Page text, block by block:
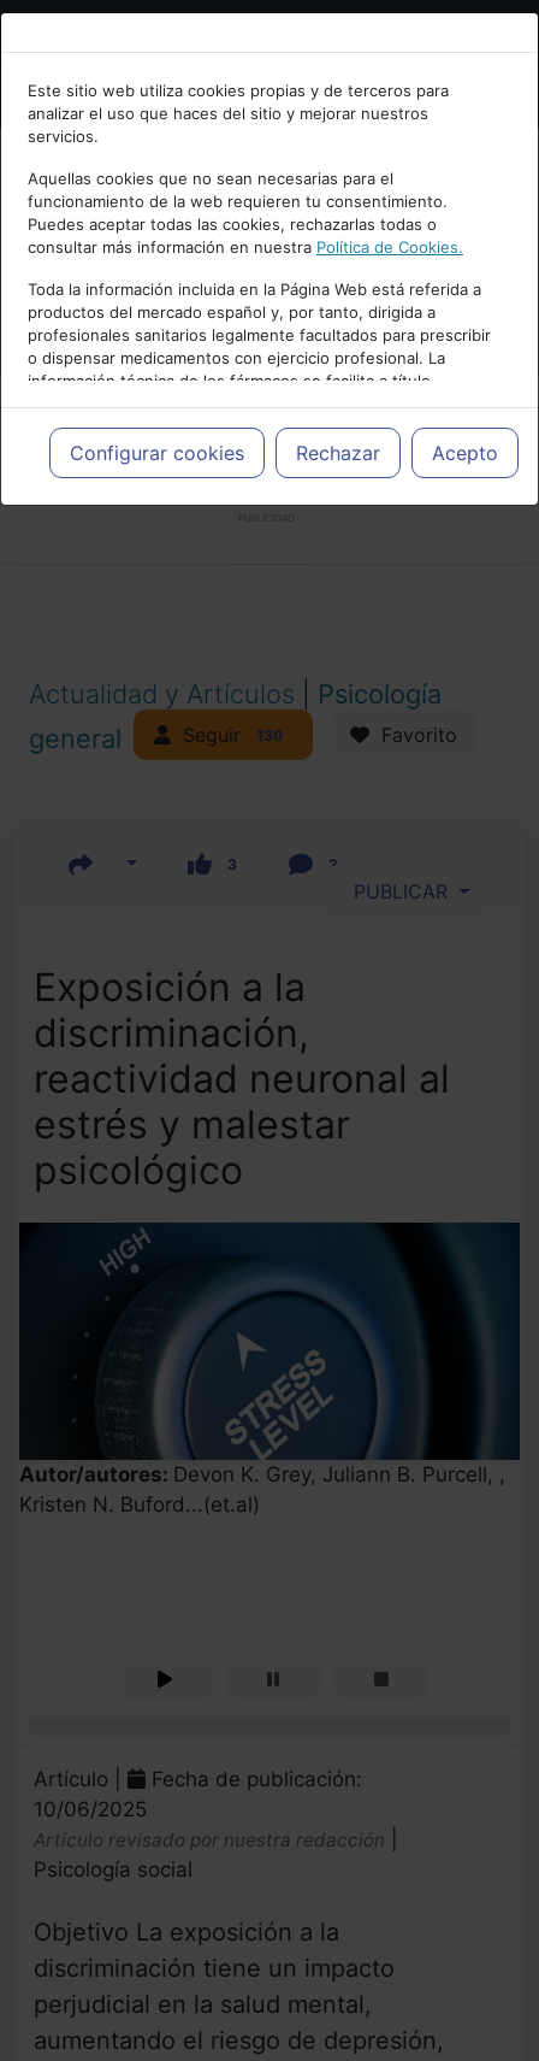
Bienvenid@ a psiquiatria.com
Escribe tu Email
Accede o regístrate con tu email.
Cancelar
Este sitio web utiliza cookies propias y de terceros para
analizar el uso que haces del sitio y mejorar nuestros
servicios.
Aquellas cookies que no sean necesarias para el
funcionamiento de la web requieren tu consentimiento.
Puedes aceptar todas las cookies, rechazarlas todas o
consultar más información en nuestra Política de Cookies.
Toda la información incluida en la Página Web está referida a
productos del mercado español y, por tanto, dirigida a
profesionales sanitarios legalmente facultados para prescribir
o dispensar medicamentos con ejercicio profesional. La
información técnica de los fármacos se facilita a título
meramente informativo, siendo responsabilidad de los
profesionales facultados prescribir medicamentos y decidir, en
cada caso concreto, el tratamiento más adecuado a las
necesidades del paciente.
Configurar cookies Rechazar Acepto
Actualidad y Artículos
Psicología
general
Seguir 130 Favorito
3 2
PUBLICAR
Exposición a la
discriminación,
reactividad neuronal al
estrés y malestar
psicológico
Autor/autores: Devon K. Grey, Juliann B. Purcell, ,
Kristen N. Buford...(et.al)
Artículo |
Fecha de publicación:
10/06/2025
Artículo revisado por nuestra redacción
Psicología social
Objetivo La exposición a la
discriminación tiene un impacto
perjudicial en la salud mental,
aumentando el riesgo de depresión,